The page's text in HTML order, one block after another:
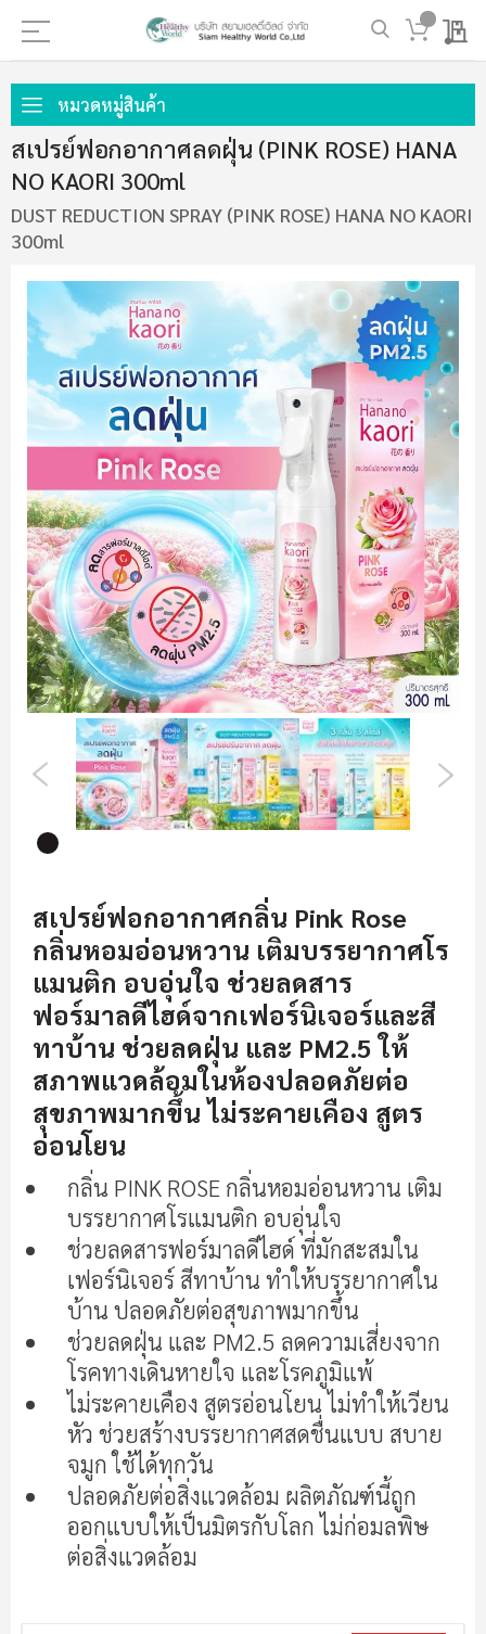
My
ไป
ที่
เนื้อหา
หมวดหมู่สินค้า
สเปรย์ฟอกอากาศลดฝุ่น (PINK ROSE) HANA
NO KAORI 300ml
DUST REDUCTION SPRAY (PINK ROSE) HANA NO KAORI
300ml
ไป
ที่
ท้าย
ของ
แกล
รี
รูปภาพ
ที่
ส่วน
เริ่ม
ต้น
ของ
แกล
เลอ
รูปภาพ
สเปรย์ฟอกอากาศกลิ่น Pink Rose
กลิ่นหอมอ่อนหวาน เติมบรรยากาศโร
แมนติก อบอุ่นใจ ช่วยลดสาร
ฟอร์มาลดีไฮด์จากเฟอร์นิเจอร์และสี
ทาบ้าน ช่วยลดฝุ่น และ PM2.5 ให้
สภาพแวดล้อมในห้องปลอดภัยต่อ
สุขภาพมากขึ้น ไม่ระคายเคือง สูตร
อ่อนโยน
กลิ่น PINK ROSE กลิ่นหอมอ่อนหวาน เติม
บรรยากาศโรแมนติก อบอุ่นใจ
ช่วยลดสารฟอร์มาลดีไฮด์ ที่มักสะสมใน
เฟอร์นิเจอร์ สีทาบ้าน ทำให้บรรยากาศใน
บ้าน ปลอดภัยต่อสุขภาพมากขึ้น
ช่วยลดฝุ่น และ PM2.5 ลดความเสี่ยงจาก
โรคทางเดินหายใจ และโรคภูมิแพ้
ไม่ระคายเคือง สูตรอ่อนโยน ไม่ทำให้เวียน
หัว ช่วยสร้างบรรยากาศสดชื่นแบบ สบาย
จมูก ใช้ได้ทุกวัน
ปลอดภัยต่อสิ่งแวดล้อม ผลิตภัณฑ์นี้ถูก
ออกแบบให้เป็นมิตรกับโลก ไม่ก่อมลพิษ
ต่อสิ่งแวดล้อม